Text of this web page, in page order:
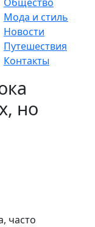
Мода и стиль
Новости
Путешествия
Контакты
но
часто